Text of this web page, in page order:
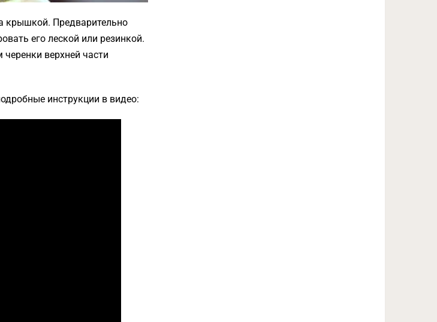
крышкой. Предварительно
его леской или резинкой.
верхней части
инструкции в видео: